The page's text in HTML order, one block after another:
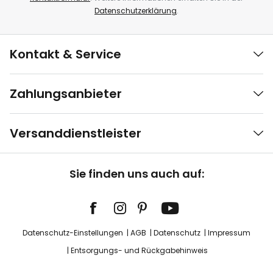
Datenschutzerklärung.
Kontakt & Service
Zahlungsanbieter
Versanddienstleister
Sie finden uns auch auf:
Datenschutz-Einstellungen AGB Datenschutz
Impressum
Entsorgungs- und Rückgabehinweis